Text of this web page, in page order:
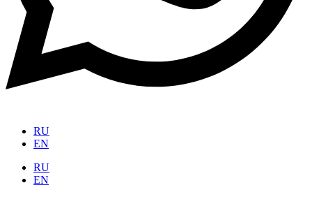
RU
EN
RU
EN